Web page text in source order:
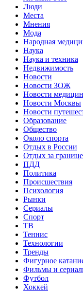
Люди
Места
Мнения
Мода
Народная
Наука
Наука и техника
Недвижимость
Новости
Новости ЗОЖ
Новости
Новости Москвы
Новости
Образование
Общество
Около спорта
Отдых в России
Отдых за
ПДД
Политика
Происшествия
Психология
Рынки
Сериалы
Спорт
ТВ
Теннис
Технологии
Тренды
Фигурное
Фильмы и
Футбол
Хоккей